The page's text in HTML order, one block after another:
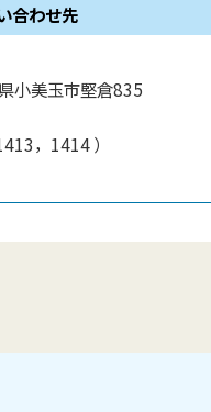
合わせ先
小美玉市堅倉835
，1414）